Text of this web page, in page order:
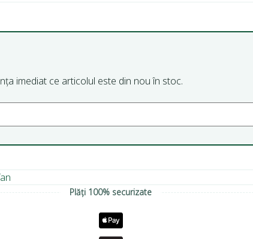
imediat ce articolul este din nou în stoc.
Plăți 100% securizate